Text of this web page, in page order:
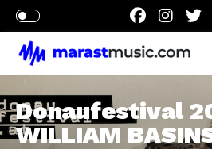
Donaufestival
WILLIAM